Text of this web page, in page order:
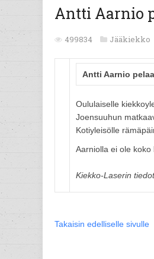
Antti Aarnio
499834 Jääkiekko
Antti Aarnio
Oululaiselle
Joensuuhun
Kotiyleisölle
Aarniolla ei ole koko
Kiekko-Laserin
Takaisin edelliselle sivulle